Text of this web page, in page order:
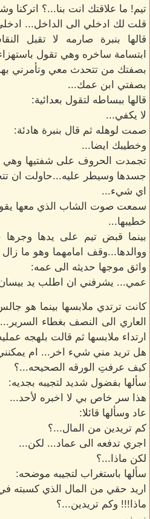
تيم! ما علاقتك انت بنا...؟ اتركنا
قلت لك ادخلي الى الداخل...
قالها بنبرة صارمه لا تقبل
ابتسامة ساخره وهي تقول
بصفتك من تتحدث معي وتأمرني
بصفتي ابن عمك...
قالها ببساطه لتقول بعدائية:
لا يكفي...
صمت لوهله ثم قال بنبرة هادئة:
وخطيبك ايضا...
تجمدت الحروف على شفتيها وهي
جسدها وسيطر عليه...حاولت ان
اي شيء...
سمعت صوت الشاب الذي معها
خطيبها...
بينما قبض تيم على يدها وجرها
ووالدها...وقف امامهما وهو ما
واثق موجها حديثه الى عمه:
عمي... يشرفني ان اطلب يد
كانت ترتدي ملابسها بينما هو
العاري الى النصف بغطاء
ارتداء ملابسها ثم قالت بلهجه
هل تريد مني شيء اخر... ام
كيف عرفتِ الورقه الصحيحه...؟
سألها بفضول شديد لتجيبه بجديه:
هذا سر خاص بي لا اخبره لأحد...
عاد وسألها قائلا:
كم تريدين من المال...؟
اجري تدفعه الى عماد... لكن...
لكن ماذا...؟
سألها باستغراب لتجيبه موضحه:
اريد حقي من المال الذي كسبته
ماذا!!! وكم تريدين...؟